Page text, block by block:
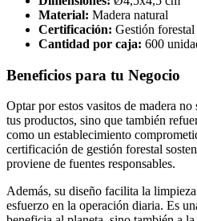
Material: Madera natural
Certificación: Gestión
Cantidad por caja: 600
Beneficios para tu Negocio
Optar por estos vasitos de madera
tus productos, sino que también
como un establecimiento
certificación de gestión forestal
proviene de fuentes responsables.
Además, su diseño facilita la
esfuerzo en la operación diaria. Es